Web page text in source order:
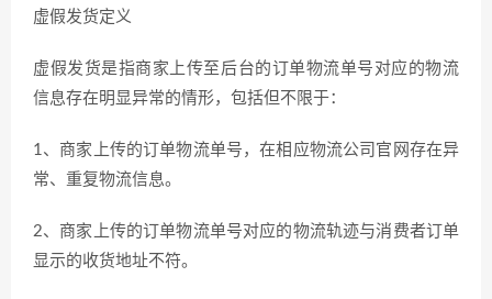
虚假发货定义
虚假发货是指商家上传至后台的订单物流单号对应的物流
信息存在明显异常的情形，包括但不限于：
1、商家上传的订单物流单号，在相应物流公司官网存在异
常、重复物流信息。
2、商家上传的订单物流单号对应的物流轨迹与消费者订单
显示的收货地址不符。